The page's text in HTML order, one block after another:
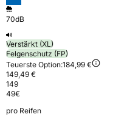
70dB
Verstärkt (XL)
Felgenschutz (FP)
Teuerste Option:184,99 €
149,49 €
149
49€
pro Reifen